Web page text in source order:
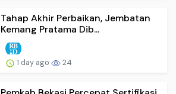
Tahap Akhir Perbaikan, Jembatan
Kemang Pratama Dib...
1 day ago 24